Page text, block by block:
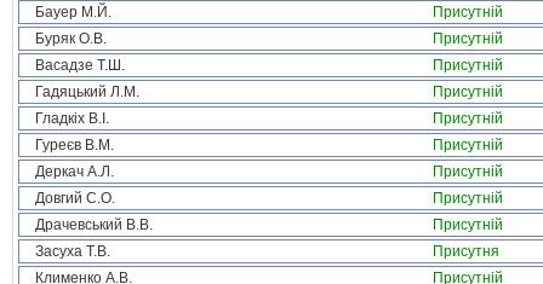
Бауер М.Й.
Присутній
Буряк О.В.
Присутній
Васадзе Т.Ш.
Присутній
Гадяцький Л.М.
Присутній
Гладкіх В.І.
Присутній
Гуреєв В.М.
Присутній
Деркач А.Л.
Присутній
Довгий С.О.
Присутній
Драчевський В.В.
Присутній
Засуха Т.В.
Присутня
Клименко А.В.
Присутній